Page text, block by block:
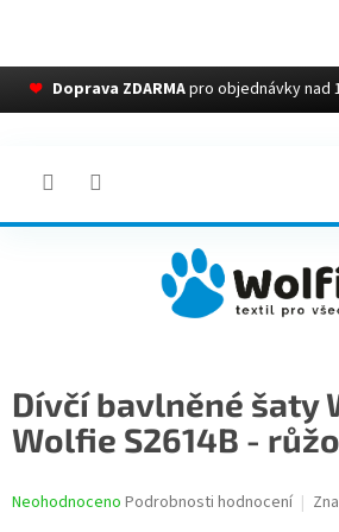
❤ Doprava ZDARMApro objednávky nad
Dívčí bavlněné šaty
Wolfie S2614B -
Průměrné
Neohodnoceno Podrobnosti hodnocení